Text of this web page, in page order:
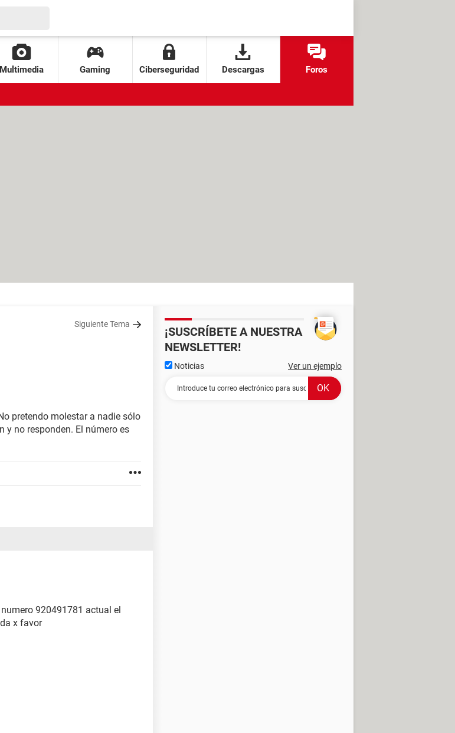
Multimedia Gaming Ciberseguridad Descargas Foros
Siguiente Tema
pretendo molestar a nadie sólo
y no responden. El número es
920491781 actual el
x favor
¡SUSCRÍBETE A NUESTRA
NEWSLETTER!
Noticias Ver un ejemplo